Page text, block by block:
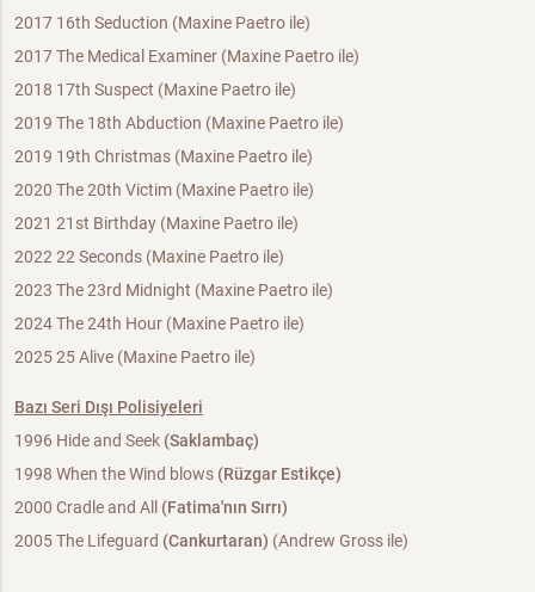
2017 16th Seduction (Maxine Paetro ile)
2017 The Medical Examiner (Maxine Paetro ile)
2018 17th Suspect (Maxine Paetro ile)
2019 The 18th Abduction (Maxine Paetro ile)
2019 19th Christmas (Maxine Paetro ile)
2020 The 20th Victim (Maxine Paetro ile)
2021 21st Birthday (Maxine Paetro ile)
2022 22 Seconds (Maxine Paetro ile)
2023 The 23rd Midnight (Maxine Paetro ile)
2024 The 24th Hour (Maxine Paetro ile)
2025 25 Alive (Maxine Paetro ile)
Bazı Seri Dışı Polisiyeleri
1996 Hide and Seek (Saklambaç)
1998 When the Wind blows (Rüzgar Estikçe)
2000 Cradle and All (Fatima'nın Sırrı)
2005 The Lifeguard (Cankurtaran) (Andrew Gross ile)